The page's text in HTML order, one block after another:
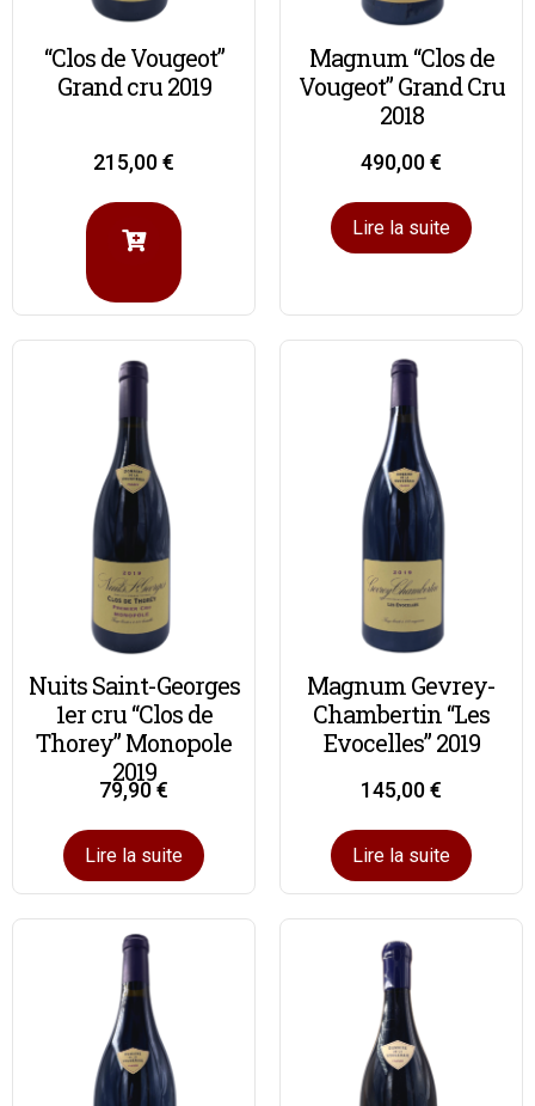
“Clos de Vougeot”
Grand cru 2019
215,00€
Magnum “Clos de
Vougeot” Grand Cru
2018
490,00€
Lire la suite
Nuits Saint-Georges
1er cru “Clos de
Thorey” Monopole
2019
79,90€
Lire la suite
Magnum Gevrey-
Chambertin “Les
Evocelles” 2019
145,00€
Lire la suite